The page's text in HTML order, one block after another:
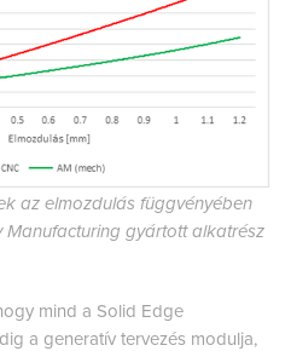
az elmozdulás függvényében
gyártott alkatrész
mind a Solid Edge
a generatív tervezés modulja,